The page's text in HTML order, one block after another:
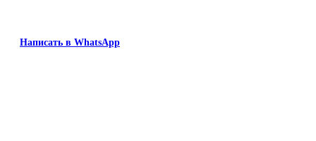
Написать в WhatsApp